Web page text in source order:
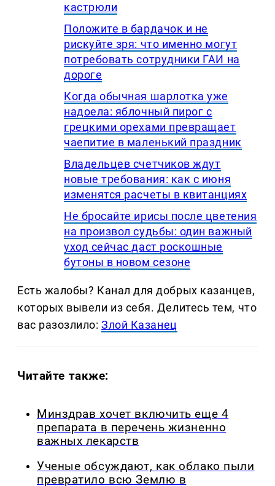
кастрюли
Положите в бардачок и не
рискуйте зря: что именно могут
потребовать сотрудники ГАИ на
дороге
Когда обычная шарлотка уже
надоела: яблочный пирог с
грецкими орехами превращает
чаепитие в маленький праздник
Владельцев счетчиков ждут
новые требования: как с июня
изменятся расчеты в квитанциях
Не бросайте ирисы после цветения
на произвол судьбы: один важный
уход сейчас даст роскошные
бутоны в новом сезоне
Есть жалобы? Канал для добрых казанцев,
которых вывели из себя. Делитеcь тем, что
вас разозлило:Злой Казанец
Читайте также:
Минздрав хочет включить еще 4
препарата в перечень жизненно
важных лекарств
Ученые обсуждают, как облако пыли
превратило всю Землю в